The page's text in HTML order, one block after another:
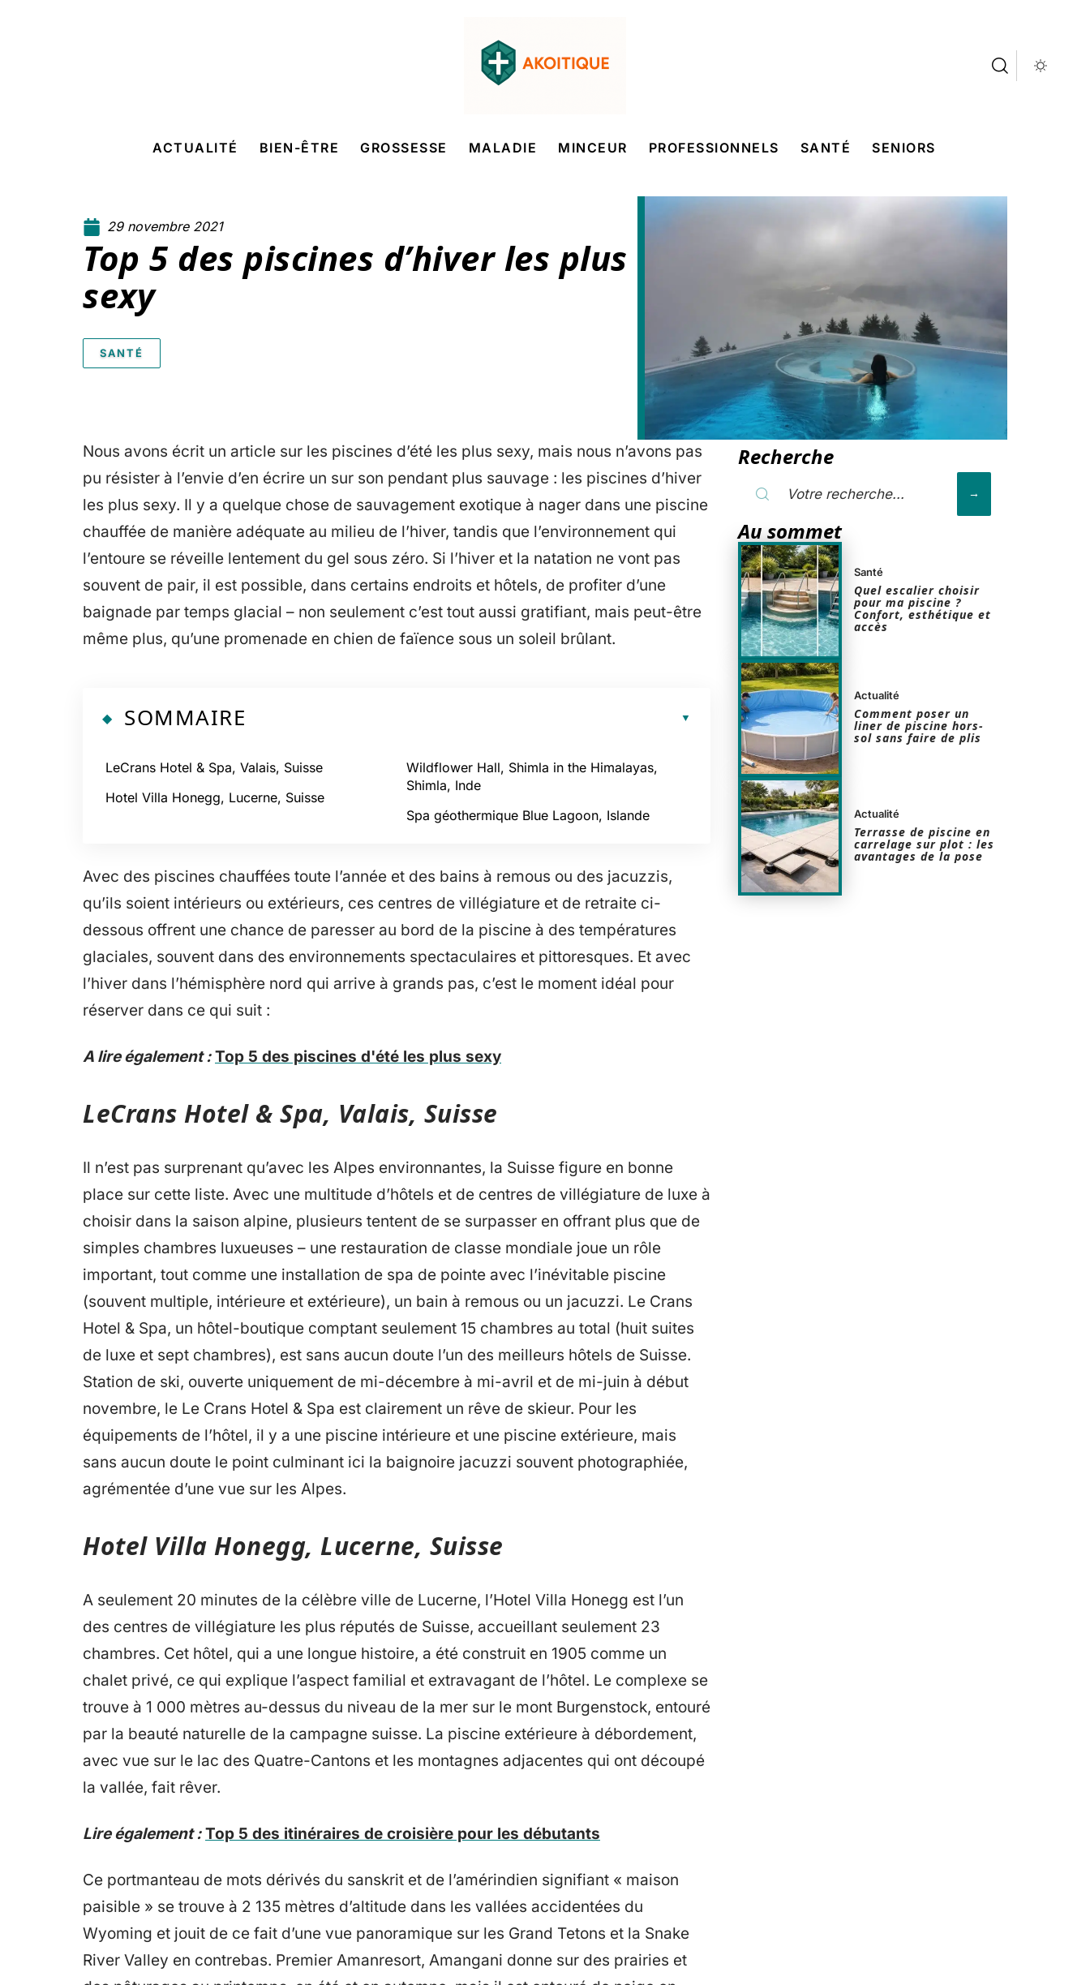
ACTUALITÉ BIEN-ÊTRE GROSSESSE MALADIE MINCEUR PROFESSIONNELS SANTÉ SENIORS
29 novembre 2021
Top 5 des piscines d’hiver les plus
sexy
SANTÉ
Nous avons écrit un article sur les piscines d’été les plus sexy, mais nous n’avons pas
pu résister à l’envie d’en écrire un sur son pendant plus sauvage : les piscines d’hiver
les plus sexy. Il y a quelque chose de sauvagement exotique à nager dans une piscine
chauffée de manière adéquate au milieu de l’hiver, tandis que l’environnement qui
l’entoure se réveille lentement du gel sous zéro. Si l’hiver et la natation ne vont pas
souvent de pair, il est possible, dans certains endroits et hôtels, de profiter d’une
baignade par temps glacial – non seulement c’est tout aussi gratifiant, mais peut-être
même plus, qu’une promenade en chien de faïence sous un soleil brûlant.
SOMMAIRE
LeCrans Hotel & Spa, Valais, Suisse
Hotel Villa Honegg, Lucerne, Suisse
Wildflower Hall, Shimla in the Himalayas,
Shimla, Inde
Spa géothermique Blue Lagoon, Islande
Avec des piscines chauffées toute l’année et des bains à remous ou des jacuzzis,
qu’ils soient intérieurs ou extérieurs, ces centres de villégiature et de retraite ci-
dessous offrent une chance de paresser au bord de la piscine à des températures
glaciales, souvent dans des environnements spectaculaires et pittoresques. Et avec
l’hiver dans l’hémisphère nord qui arrive à grands pas, c’est le moment idéal pour
réserver dans ce qui suit :
A lire également : Top 5 des piscines d'été les plus sexy
LeCrans Hotel & Spa, Valais, Suisse
Il n’est pas surprenant qu’avec les Alpes environnantes, la Suisse figure en bonne
place sur cette liste. Avec une multitude d’hôtels et de centres de villégiature de luxe à
choisir dans la saison alpine, plusieurs tentent de se surpasser en offrant plus que de
simples chambres luxueuses – une restauration de classe mondiale joue un rôle
important, tout comme une installation de spa de pointe avec l’inévitable piscine
(souvent multiple, intérieure et extérieure), un bain à remous ou un jacuzzi. Le Crans
Hotel & Spa, un hôtel-boutique comptant seulement 15 chambres au total (huit suites
de luxe et sept chambres), est sans aucun doute l’un des meilleurs hôtels de Suisse.
Station de ski, ouverte uniquement de mi-décembre à mi-avril et de mi-juin à début
novembre, le Le Crans Hotel & Spa est clairement un rêve de skieur. Pour les
équipements de l’hôtel, il y a une piscine intérieure et une piscine extérieure, mais
sans aucun doute le point culminant ici la baignoire jacuzzi souvent photographiée,
agrémentée d’une vue sur les Alpes.
Hotel Villa Honegg, Lucerne, Suisse
A seulement 20 minutes de la célèbre ville de Lucerne, l’Hotel Villa Honegg est l’un
des centres de villégiature les plus réputés de Suisse, accueillant seulement 23
chambres. Cet hôtel, qui a une longue histoire, a été construit en 1905 comme un
chalet privé, ce qui explique l’aspect familial et extravagant de l’hôtel. Le complexe se
trouve à 1 000 mètres au-dessus du niveau de la mer sur le mont Burgenstock, entouré
par la beauté naturelle de la campagne suisse. La piscine extérieure à débordement,
avec vue sur le lac des Quatre-Cantons et les montagnes adjacentes qui ont découpé
la vallée, fait rêver.
Lire également : Top 5 des itinéraires de croisière pour les débutants
Ce portmanteau de mots dérivés du sanskrit et de l’amérindien signifiant « maison
paisible » se trouve à 2 135 mètres d’altitude dans les vallées accidentées du
Wyoming et jouit de ce fait d’une vue panoramique sur les Grand Tetons et la Snake
River Valley en contrebas. Premier Amanresort, Amangani donne sur des prairies et
Recherche
Au sommet
Santé
Quel escalier choisir
pour ma piscine ?
Confort, esthétique et
accès
Actualité
Comment poser un
liner de piscine hors-
sol sans faire de plis
Actualité
Terrasse de piscine en
carrelage sur plot : les
avantages de la pose